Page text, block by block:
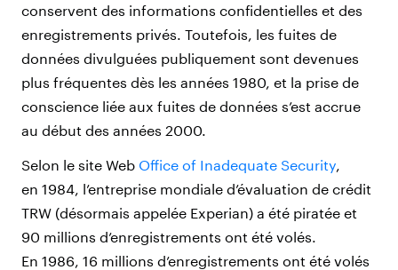
conservent des informations confidentielles et des
enregistrements privés. Toutefois, les fuites de
données divulguées publiquement sont devenues
plus fréquentes dès les années 1980, et la prise de
conscience liée aux fuites de données s’est accrue
au début des années 2000.
Selon le site Web Office of Inadequate Security,
en 1984, l’entreprise mondiale d’évaluation de crédit
TRW (désormais appelée Experian) a été piratée et
90 millions d’enregistrements ont été volés.
En 1986, 16 millions d’enregistrements ont été volés